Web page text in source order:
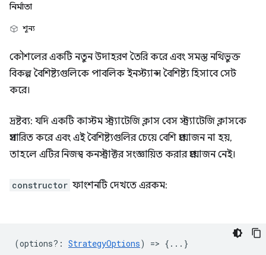
নির্মাতা
শূন্য
কৌশলের একটি নতুন উদাহরণ তৈরি করে এবং সমস্ত নথিভুক্ত
বিকল্প বৈশিষ্ট্যগুলিকে পাবলিক ইনস্ট্যান্স বৈশিষ্ট্য হিসাবে সেট
করে।
দ্রষ্টব্য: যদি একটি কাস্টম স্ট্র্যাটেজি ক্লাস বেস স্ট্র্যাটেজি ক্লাসকে
প্রসারিত করে এবং এই বৈশিষ্ট্যগুলির চেয়ে বেশি প্রয়োজন না হয়,
তাহলে এটির নিজস্ব কনস্ট্রাক্টর সংজ্ঞায়িত করার প্রয়োজন নেই।
constructor ফাংশনটি দেখতে এরকম:
(options? : StrategyOptions) => {...}